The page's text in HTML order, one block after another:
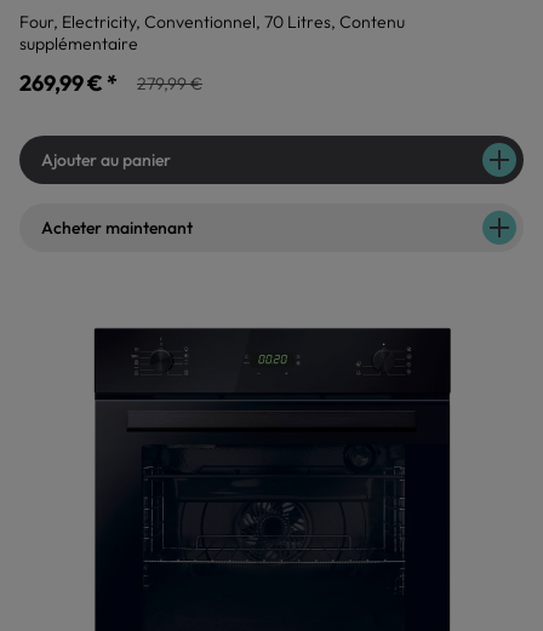
Four, Electricity, Conventionnel, 70 Litres, Contenu
supplémentaire
269,99 € * 279,99 €
Ajouter au panier
Acheter maintenant